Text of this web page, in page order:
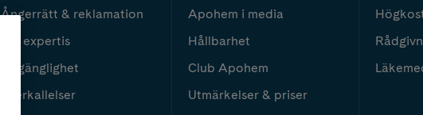
Ångerrätt & reklamation
Vår expertis
Tillgänglighet
Återkallelser
Apohem i media
Hållbarhet
Club Apohem
Utmärkelser & priser